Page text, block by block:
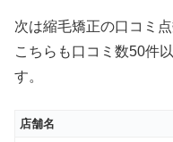
次は縮毛矯正の口コミ
こちらも口コミ数50件
す。
店舗名